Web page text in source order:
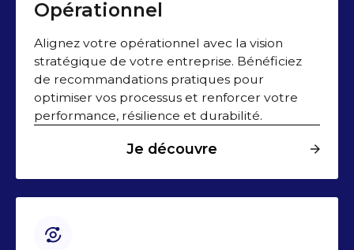
Opérationnel
Alignez votre opérationnel avec la vision
stratégique de votre entreprise. Bénéficiez
de recommandations pratiques pour
optimiser vos processus et renforcer votre
performance, résilience et durabilité.
Je découvre